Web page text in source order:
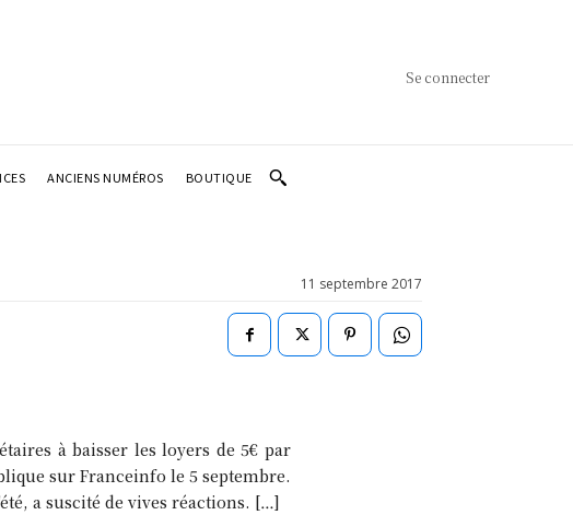
Se connecter
ANCIENS NUMÉROS BOUTIQUE
11 septembre 2017
à baisser les loyers de 5€ par
sur Franceinfo le 5 septembre.
a suscité de vives réactions. […]